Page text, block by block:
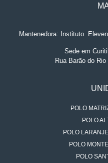
Mantenedora: Instituto.
Sede em
Rua Barão do
POLO
POLO
POLO
POLO
POLO